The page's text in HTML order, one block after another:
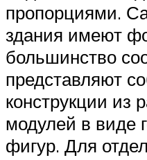
пропорциями.
здания имеют
большинство
представляют
конструкции из
модулей в виде
фигур. Для